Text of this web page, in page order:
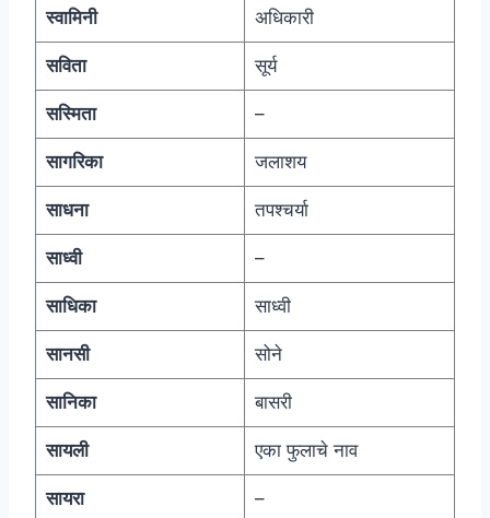
स्वामिनी अधिकारी
सविता सूर्य
सस्मिता –
सागरिका जलाशय
साधना तपश्चर्या
साध्वी –
साधिका साध्वी
सानसी सोने
सानिका बासरी
सायली एका फुलाचे नाव
सायरा –